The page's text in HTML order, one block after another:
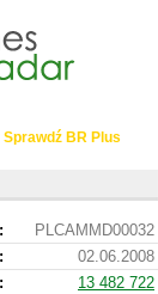
Sprawdź BR Plus
PLCAMMD00032
02.06.2008
13 482 722